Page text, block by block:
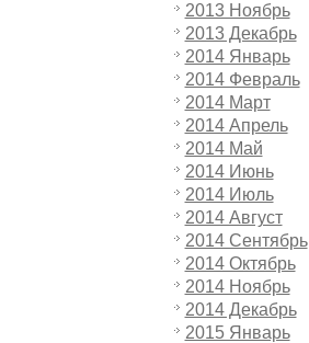
2013 Ноябрь
2013 Декабрь
2014 Январь
2014 Февраль
2014 Март
2014 Апрель
2014 Май
2014 Июнь
2014 Июль
2014 Август
2014 Сентябрь
2014 Октябрь
2014 Ноябрь
2014 Декабрь
2015 Январь